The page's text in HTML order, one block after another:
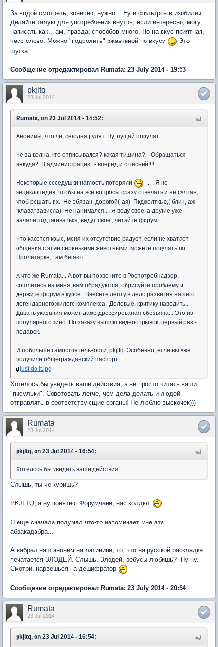
За водой смотреть, конечно, нужно... Ну и фильтров в изобилии.
Делайте талую для употребления внутрь, если интересно, могу
написать как.,Там, правда, способов много. Но на вкус приятная,
чесс слово. Можно "подсолить" ржавчиной по вкусу
Это
шутка
Сообщение отредактировал Rumata: 23 July 2014 - 19:53
pkjltq
23 Jul 2014
Rumata, on 23 Jul 2014 - 14:52:
Анонимы, что ли, сегодня рулят. Ну, пущай порулят...
Че за волна, кто отписывался? какая тишина? Обращаться
некуда? В администрацию - вперед и с песней!!!!
Некоторые соседушки наглость потеряли
... . Я не
энциклопедия, чтобы на все вопросы сразу отвечать и не султан,
чтоб решать их. Не обязан, дорогой(-ая) Пкджелткью,( блин, аж
"клава" зависла). Не нанимался.... Я веду свое, а другие уже
начали подтягиваться, ведут свое , читайте форум...
Что касется крыс, меня их отсутствие радует, если не хватает
общения с этми серенькими животными, можете погулять по
Пролетарке, там бегают.
А что же Rumata... А вот вы позвоните в Роспотребнадзор,
сошлитесь на меня, вам обрадуются, обрисуйте проблему и
держите форум в курсе. Внесете лепту в дело развития нашего
легендарного жилого комплекса. Деловые, критику наводить...
Давать указания может даже дрессированая обезьяна....Это из
популярного кино. По заказу вышлю видеоотрывок, первый раз -
подарок.
И побольше самостоятельности, pkjltq. Особенно, если вы уже
получили общегражданский паспорт
just do it.jpg
Хотелось бы увидеть ваши действия, а не просто читать ваши
"писульки". Советовать легче, чем дела делать и людей
отправлять в соответствующие органы! Не люблю выскочек)))
Rumata
23 Jul 2014
pkjltq, on 23 Jul 2014 - 16:54:
Хотелось бы увидеть ваши действия
Слышь, ты че куришь?
PKJLTQ, а ну понятно. Форумчане, нас колдют
Я еще сначала подумал что-то напоминает мне эта
абракадабра...
А набрал наш аноним на латинице, то, что на русской раскладке
печатается ЗЛОДЕЙ. Слышь, Злодей, ребусы любишь? Ну-ну.
Смотри, нарвешься на дешифратор
Сообщение отредактировал Rumata: 23 July 2014 - 20:54
Rumata
23 Jul 2014
pkjltq, on 23 Jul 2014 - 16:54: